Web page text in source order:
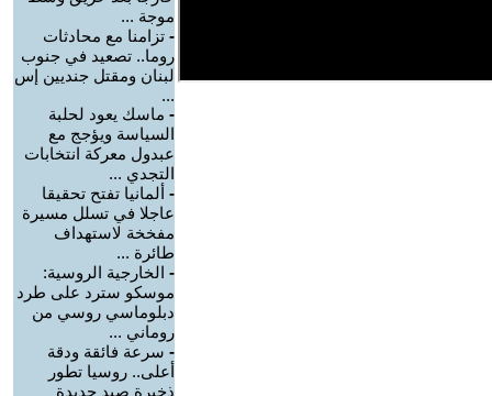
موجة ...
- تزامنا مع محادثات
روما.. تصعيد في جنوب
لبنان ومقتل جنديين إس
...
- ماسك يعود لحلبة
السياسة ويؤجج مع
عبدول معركة انتخابات
التجدي ...
- ألمانيا تفتح تحقيقا
عاجلا في تسلل مسيرة
مفخخة لاستهداف
طائرة ...
- الخارجية الروسية:
موسكو سترد على طرد
دبلوماسي روسي من
روماني ...
- سرعة فائقة ودقة
أعلى.. روسيا تطور
ذخيرة صيد جديدة